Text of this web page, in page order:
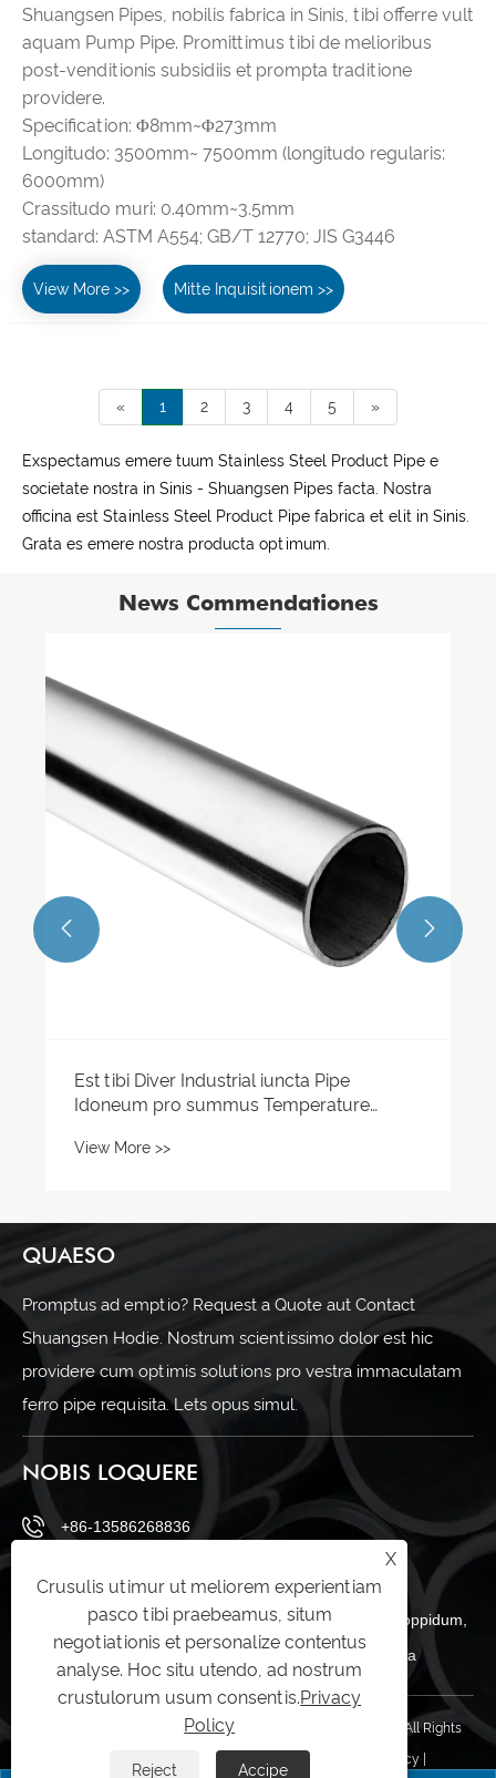
Shuangsen Pipes, nobilis fabrica in Sinis, tibi offerre vult
aquam Pump Pipe. Promittimus tibi de melioribus
post-venditionis subsidiis et prompta traditione
providere.
Specification: Φ8mm~Φ273mm
Longitudo: 3500mm~ 7500mm (longitudo regularis:
6000mm)
Crassitudo muri: 0.40mm~3.5mm
standard: ASTM A554; GB/T 12770; JIS G3446
View More >> Mitte Inquisitionem >>
« 1 2 3 4 5 »
Exspectamus emere tuum Stainless Steel Product Pipe e
societate nostra in Sinis - Shuangsen Pipes facta. Nostra
officina est Stainless Steel Product Pipe fabrica et elit in Sinis.
Grata es emere nostra producta optimum.
News Commendationes
Est tibi Diver Industrial iuncta Pipe
Idoneum pro summus Temperature
View More >>
 
QUAESO
Promptus ad emptio? Request a Quote aut Contact
Shuangsen Hodie. Nostrum scientissimo dolor est hic
providere cum optimis solutions pro vestra immaculatam
ferro pipe requisita. Lets opus simul.
NOBIS LOQUERE
+86-13586268836
No.66, A regio, Daitoucai industriae zona, zeguo oppidum,
Wenling urbem, Taizhou, Zhejiang provinciam Sina
Copyright © Zhejiang Shuangsen Metal Technology Co., Ltd All Rights
Privacy Policy
X
Crusulis utimur ut meliorem experientiam
pasco tibi praebeamus, situm
negotiationis et personalize contentus
analyse. Hoc situ utendo, ad nostrum
crustulorum usum consentis.Privacy
Policy
Reject Accipe